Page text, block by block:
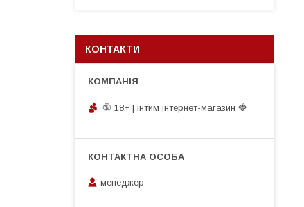
КОНТАКТИ
🔞 18+ | інтим інтернет-магазин 🍓
менеджер